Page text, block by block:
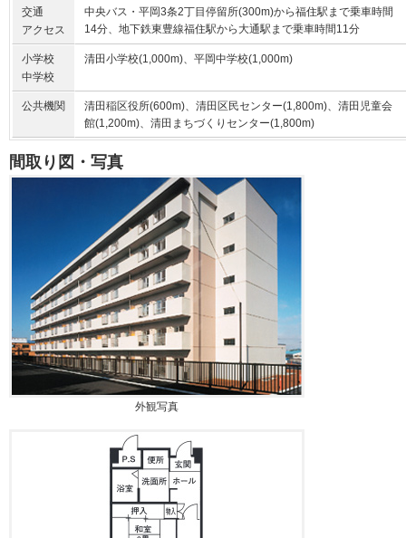
交通
アクセス
中央バス・平岡3条2丁目停留所(300m)から福住駅まで乗車時間
14分、地下鉄東豊線福住駅から大通駅まで乗車時間11分
小学校
中学校
清田小学校(1,000m)、平岡中学校(1,000m)
公共機関
清田稲区役所(600m)、清田区民センター(1,800m)、清田児童会
館(1,200m)、清田まちづくりセンター(1,800m)
間取り図・写真
外観写真